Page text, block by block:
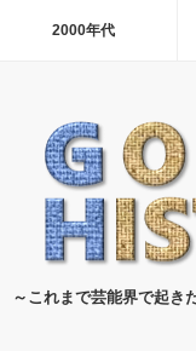
2000年代
～これまで芸能界で起き